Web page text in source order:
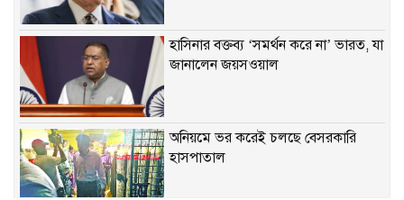
হাসিনার বক্তব্য ‘সমর্থন করে না’ ভারত, যা
জানালেন জয়সওয়াল
অনিয়মে ভর করেই চলছে বেসরকারি
হাসপাতাল